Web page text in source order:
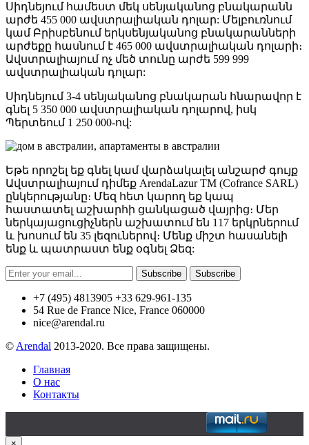
Սիդնեյում համեստ մեկ սենյականոց բնակարանն
արժե 455 000 ավստրալիական դոլար: Մելբուռնում
կամ Բրիսբենում երկսենյականոց բնակարանների
արժեքը հասնում է 465 000 ավստրալիական դոլարի։
Ավստրալիայում ոչ մեծ տունը արժե 599 999
ավստրալիական դոլար:
Սիդնեյում 3-4 սենյականոց բնակարան հնարավոր է
գնել 5 350 000 ավստրալիական դոլարով, իսկ
Պերտեում 1 250 000-ով:
Եթե որոշել եք գնել կամ վարձակալել անշարժ գույք
Ավստրալիայում դիմեք ArendaLazur TM (Cofrance SARL)
ընկերությանը։ Մեզ հետ կարող եք կապ
հաստատել աշխարհի ցանկացած վայրից։ Մեր
ներկայացուցիչներն աշխատում են 117 երկրներում
և խոսում են 35 լեզուներով։ Մենք միշտ հասանելի
ենք և պատրաստ ենք օգնել Ձեզ:
Subscribe Subscribe
+7 (495) 4813905 +33 629-961-135
54 Rue de France Nice, France 060000
nice@arendal.ru
© Arendal 2013-2020. Все права защищены.
Главная
О нас
Контакты